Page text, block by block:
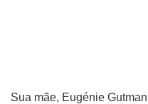
Sua mãe, Eugénie